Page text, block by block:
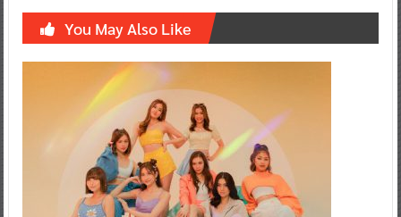
You May Also Like